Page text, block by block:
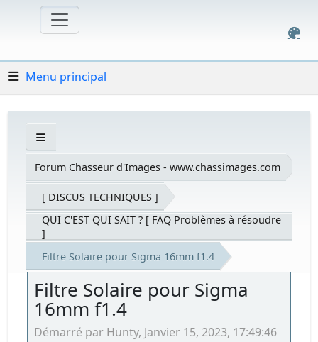
Menu principal
Forum Chasseur d'Images - www.chassimages.com
[ DISCUS TECHNIQUES ]
QUI C'EST QUI SAIT ? [ FAQ Problèmes à résoudre
]
Filtre Solaire pour Sigma 16mm f1.4
Filtre Solaire pour Sigma
16mm f1.4
Démarré par Hunty, Janvier 15, 2023, 17:49:46